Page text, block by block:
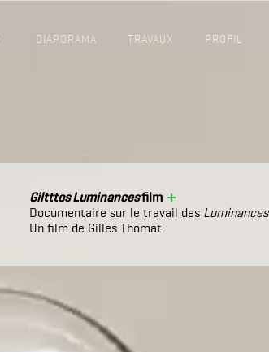
DIAPORAMA TRAVAUX PROFIL
Giltttos Luminancesfilm +
Documentaire sur le travail des Luminances
Un film de Gilles Thomat